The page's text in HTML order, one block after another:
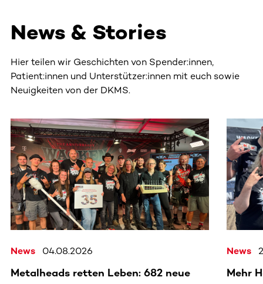
News & Stories
Hier teilen wir Geschichten von Spender:innen,
Patient:innen und Unterstützer:innen mit euch sowie
Neuigkeiten von der DKMS.
Dieser Bereich enthält horizontal scrollbare Inhalte.
News 04.08.2026
Metalheads retten Leben: 682 neue
News
Mehr